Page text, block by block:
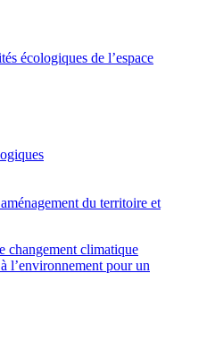
écologiques de l’espace
du territoire et
changement climatique
l’environnement pour un